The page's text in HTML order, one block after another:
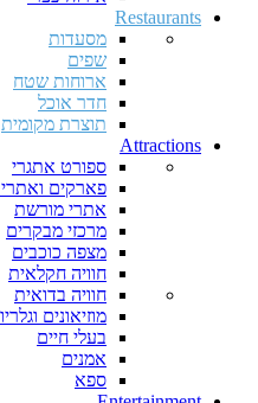
Restaurants
מסעדות
שפים
ארוחות שטח
חדר אוכל
תוצרת מקומית
Attractions
ספורט אתגרי
פארקים
אתרי מורשת
מרכזי מבקרים
מצפה כוכבים
חוויה חקלאית
חוויה בדואית
מוזיאונים
בעלי חיים
אמנים
ספא